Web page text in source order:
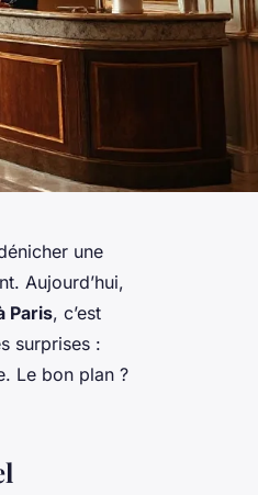
une
Aujourd’hui,
Paris, c’est
surprises :
Le bon plan ?